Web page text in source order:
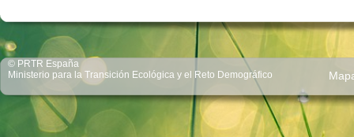
© PRTR España
Ministerio para la Transición Ecológica y el Reto Demográfico